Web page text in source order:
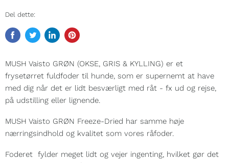
Del dette:
Del
Facebook
Tweet
Twitter
Del
LinkedIn
Pin
Pinterest
MUSH Vaisto GRØN (OKSE, GRIS & KYLLING) er et
frysetørret fuldfoder til hunde, som er supernemt at have
med dig når det er lidt besværligt med råt - fx ud og rejse,
på udstilling eller lignende.
MUSH Vaisto GRØN Freeze-Dried har samme høje
nærringsindhold og kvalitet som vores råfoder.
Foderet fylder meget lidt og vejer ingenting, hvilket gør det